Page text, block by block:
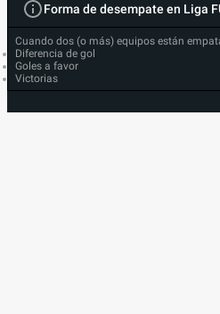
Forma de desempate en Liga
Cuando dos (o más) equipos están
Diferencia de gol
Goles a favor
Victorias